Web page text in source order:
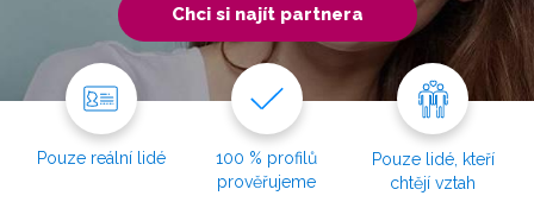
Chci si najít partnera
Pouze reální lidé
100 % profilů
prověřujeme
Pouze lidé, kteří
chtějí vztah